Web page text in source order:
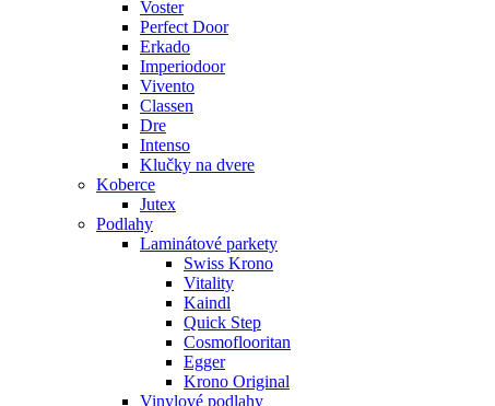
Voster
Perfect Door
Erkado
Imperiodoor
Vivento
Classen
Dre
Intenso
Klučky na dvere
Koberce
Jutex
Podlahy
Laminátové parkety
Swiss Krono
Vitality
Kaindl
Quick Step
Cosmoflooritan
Egger
Krono Original
Vinylové podlahy